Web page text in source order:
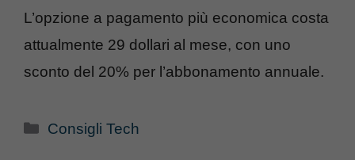
L’opzione a pagamento più economica costa
attualmente 29 dollari al mese, con uno
sconto del 20% per l’abbonamento annuale.
Categorie
Consigli Tech